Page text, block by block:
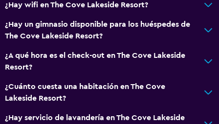
¿Hay wifi en The Cove Lakeside Resort?
¿Hay un gimnasio disponible para los huéspedes de
The Cove Lakeside Resort?
¿A qué hora es el check-out en The Cove Lakeside
Resort?
¿Cuánto cuesta una habitación en The Cove
Lakeside Resort?
¿Hay servicio de lavandería en The Cove Lakeside